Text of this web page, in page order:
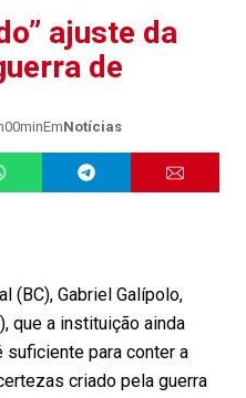
ajuste da
de
EmNotícias
(BC), Gabriel Galípolo,
que a instituição ainda
suficiente para conter a
criado pela guerra